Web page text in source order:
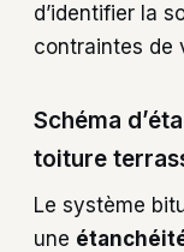
d’identifier la
contraintes de
Schéma
toiture
Le système
une